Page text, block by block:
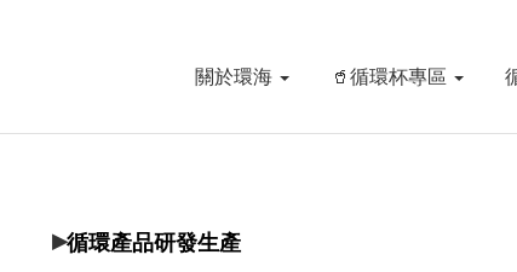
關於環海 🥤循環杯專區
▸循環產品研發生產